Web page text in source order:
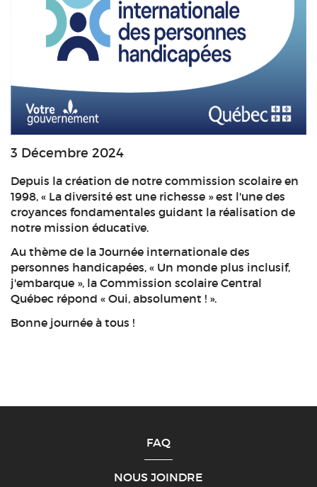
3 Décembre 2024
Depuis la création de notre commission scolaire en
1998, « La diversité est une richesse » est l'une des
croyances fondamentales guidant la réalisation de
notre mission éducative.
Au thème de la Journée internationale des
personnes handicapées, « Un monde plus inclusif,
j'embarque », la Commission scolaire Central
Québec répond « Oui, absolument ! ».
Bonne journée à tous !
FAQ
NOUS JOINDRE